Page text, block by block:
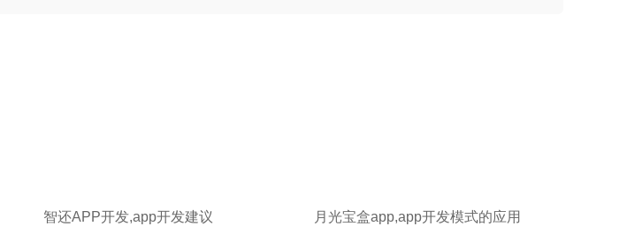
智还APP开发,app开发建议 月光宝盒app,app开发模式的应用